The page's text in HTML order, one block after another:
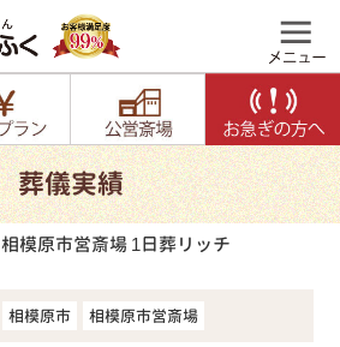
葬儀実績
相模原市営斎場 1日葬リッチ
相模原市 相模原市営斎場